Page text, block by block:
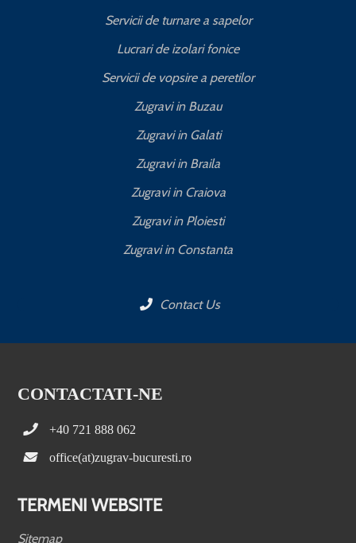
Servicii de turnare a sapelor
Lucrari de izolari fonice
Servicii de vopsire a peretilor
Zugravi in Buzau
Zugravi in Galati
Zugravi in Braila
Zugravi in Craiova
Zugravi in Ploiesti
Zugravi in Constanta
Contact Us
CONTACTATI-NE
+40 721 888 062
office(at)zugrav-bucuresti.ro
TERMENI WEBSITE
Sitemap